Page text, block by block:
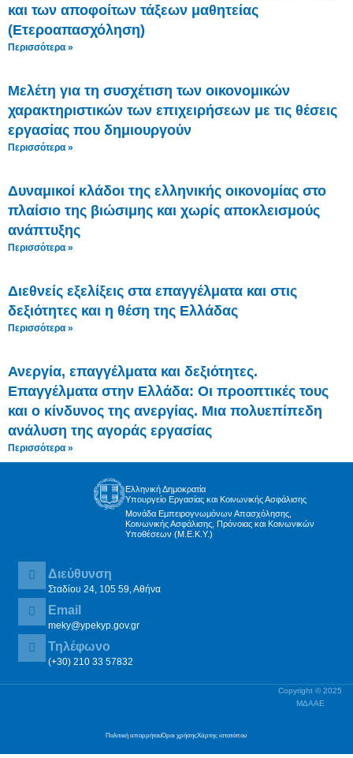
και των αποφοίτων τάξεων μαθητείας
(Ετεροαπασχόληση)
Περισσότερα »
Μελέτη για τη συσχέτιση των οικονομικών
χαρακτηριστικών των επιχειρήσεων με τις θέσεις
εργασίας που δημιουργούν
Περισσότερα »
Δυναμικοί κλάδοι της ελληνικής οικονομίας στο
πλαίσιο της βιώσιμης και χωρίς αποκλεισμούς
ανάπτυξης
Περισσότερα »
Διεθνείς εξελίξεις στα επαγγέλματα και στις
δεξιότητες και η θέση της Ελλάδας
Περισσότερα »
Ανεργία, επαγγέλματα και δεξιότητες.
Επαγγέλματα στην Ελλάδα: Οι προοπτικές τους
και ο κίνδυνος της ανεργίας. Μια πολυεπίπεδη
ανάλυση της αγοράς εργασίας
Περισσότερα »
Ελληνική Δημοκρατία
Υπουργείο Εργασίας και Κοινωνικής Ασφάλισης
Μονάδα Εμπειρογνωμόνων Απασχόλησης,
Κοινωνικής Ασφάλισης, Πρόνοιας και Κοινωνικών
Υποθέσεων (Μ.Ε.Κ.Υ.)
Διεύθυνση
Σταδίου 24, 105 59, Αθήνα
Email
meky@ypekyp.gov.gr
Τηλέφωνο
(+30) 210 33 57832
Copyright © 2025
ΜΔΑΑΕ
Πολιτική απορρήτουΌροι χρήσηςΧάρτης ιστοτόπου